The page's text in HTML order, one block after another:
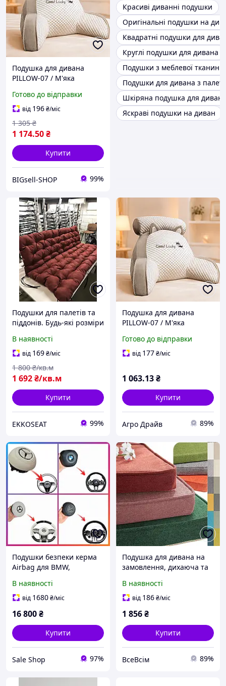
Подушка для дивана
PILLOW-07 / М'яка
Ортопедична подушка
під спину
Готово до відправки
від 196₴/міс
1 174.50₴
1 305 ₴
Купити
BIGsell-SHOP 99%
Красиві диванні подушки
Оригінальні подушки на
Квадратні подушки для
Круглі подушки для дивана
Подушки з меблевої тканини
Подушки для дивана з палет
Шкіряна подушка для дивана
Яскраві подушки на диван
Подушки для палетів та
піддонів. Будь-які розміри
меблеві, є і
водонепроникні. TM
EKKOSEAT
В наявності
від 169₴/міс
1 692₴/кв.м
1 800 ₴/кв.м
Купити
EKKOSEAT 99%
Подушка для дивана
PILLOW-07 / М'яка
Ортопедична подушка
під спину
Готово до відправки
від 177₴/міс
1 063.13₴
Купити
Агро Драйв 89%
Подушки безпеки керма
Airbag для BMW,
Porsche, VW Шкіра,
пластик, алькантара | У
замовлення
В наявності
від 1680₴/міс
16 800₴
Купити
Sale Shop 97%
Подушка для дивана на
замовлення, дихаюча та
тераси, подушка для
сидіння великого крісла
В наявності
від 186₴/міс
1 856₴
Купити
ВсеВсім 89%